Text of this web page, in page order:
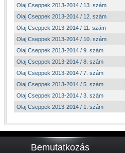
Olaj Cseppek 2013-2014 / 13. szám
Olaj Cseppek 2013-2014 / 12. szám
Olaj Cseppek 2013-2014 / 11. szám
Olaj Cseppek 2013-2014 / 10. szám
Olaj Cseppek 2013-2014 / 9. szám
Olaj Cseppek 2013-2014 / 8. szám
Olaj Cseppek 2013-2014 / 7. szám
Olaj Cseppek 2013-2014 / 5. szám
Olaj Cseppek 2013-2014 / 3. szám
Olaj Cseppek 2013-2014 / 1. szám
Bemutatkozás